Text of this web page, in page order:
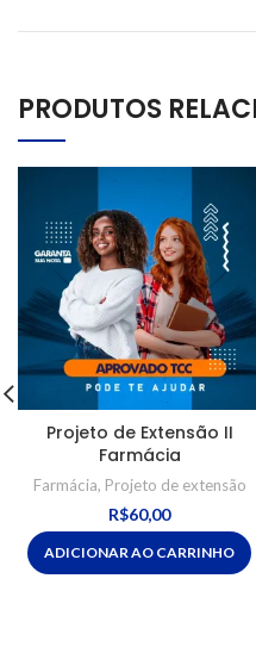
PRODUTOS
Projeto de Extensão II
Farmácia
Farmácia, Projeto de extensão
R$60,00
ADICIONAR AO CARRINHO